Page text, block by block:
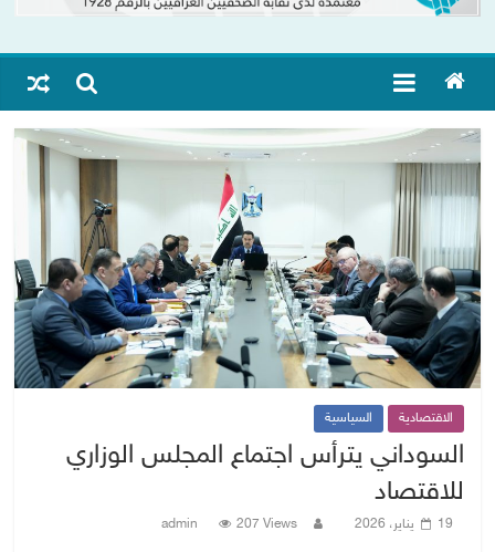
الاقتصادية السياسية
السوداني يترأس اجتماع المجلس الوزاري
للاقتصاد
19 يناير، 2026 admin 207 Views